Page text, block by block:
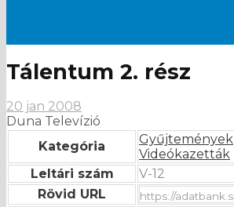
Tálentum 2. rész
20 jan 2008
Duna Televízió
Kategória
Gyűjtemények
Videókazetták
Leltári szám
V-12
Rövid URL